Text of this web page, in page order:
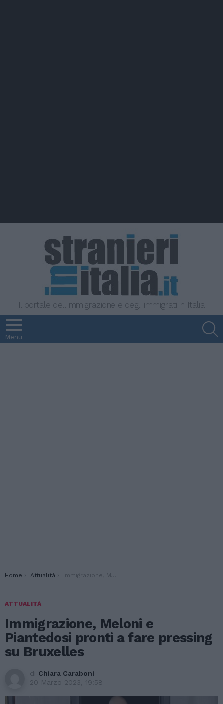
Il portale dell'immigrazione e degli immigrati in Italia
Menu
You are here:
Home Attualità Immigrazione, Meloni e Piantedosi pronti a fare pressing su Bruxelles
ATTUALITÀ
Immigrazione, Meloni e
Piantedosi pronti a fare pressing
su Bruxelles
di Chiara Caraboni
20 Marzo 2023, 19:58